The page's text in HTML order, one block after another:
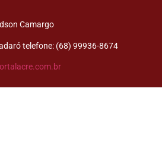
Camargo
telefone: (68) 99936-8674